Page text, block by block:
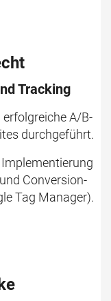
Tracking
A/B-
durchgeführt.
Conversion-
Tag Manager).